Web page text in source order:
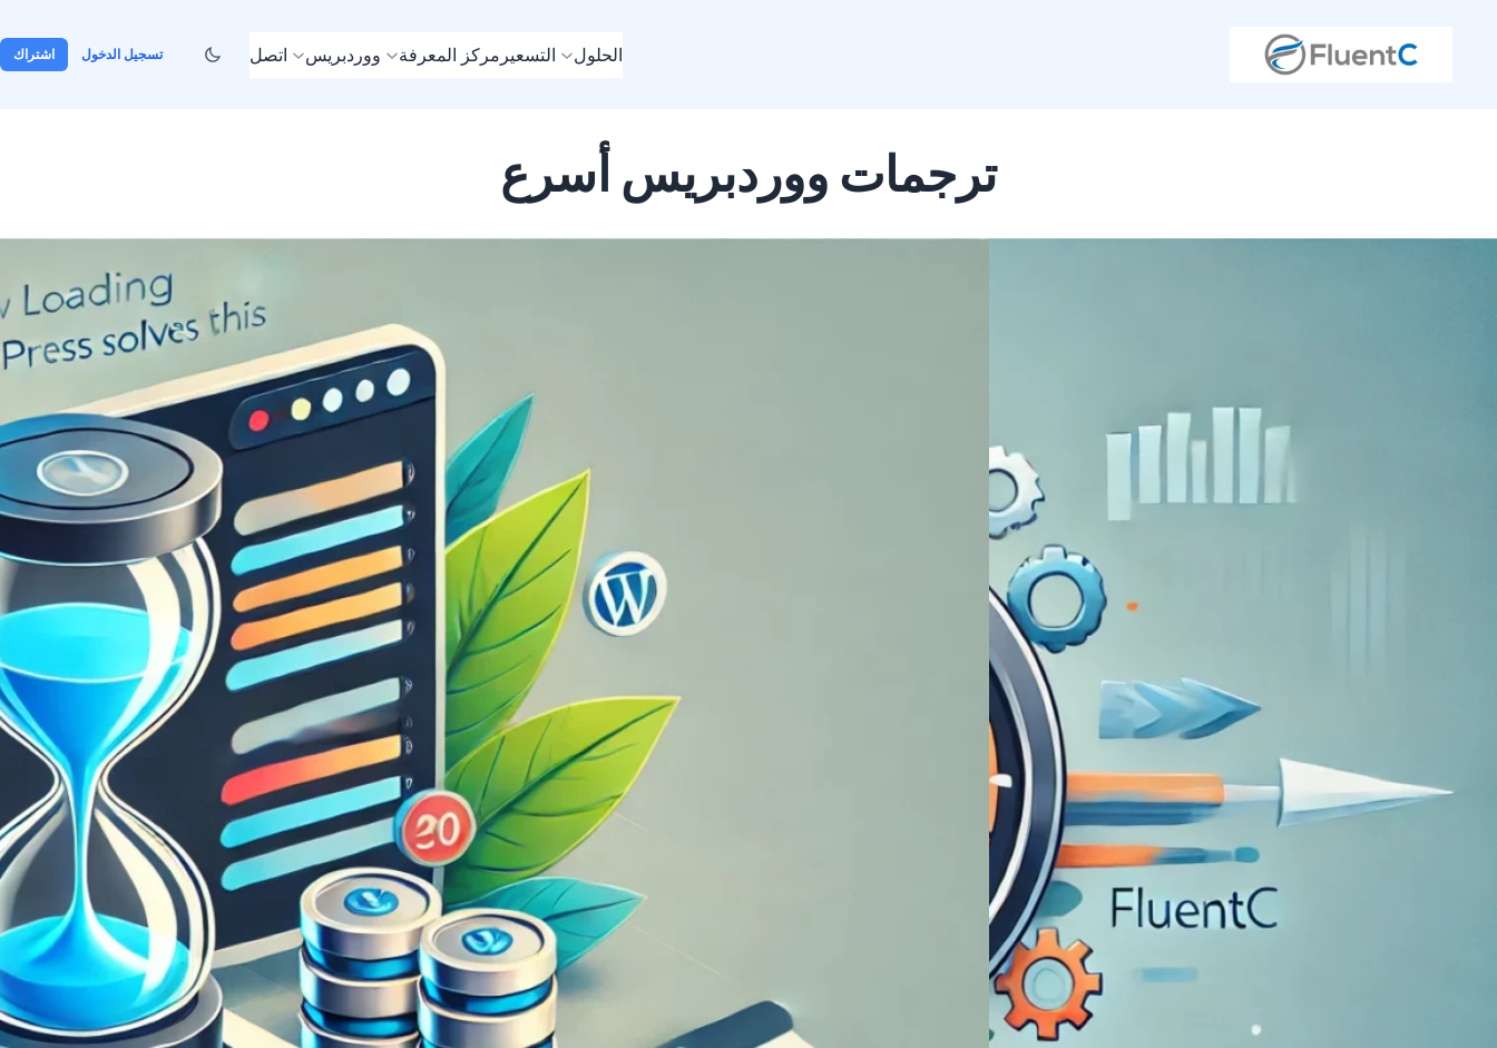
الحلول التسعير مركز المعرفة ووردبريس اتصل تسجيل الدخول اشتراك
ترجمات ووردبريس أسرع